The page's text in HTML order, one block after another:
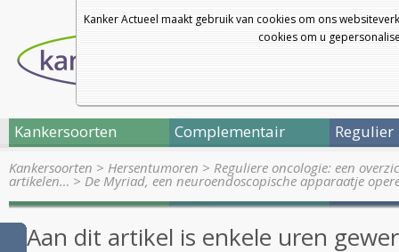
Kanker Actueel maakt gebruik van cookies om ons
cookies om u
Kankersoorten Complementair Regulier
Kankersoorten > Hersentumoren > Reguliere oncologie: een
artikelen… > De Myriad, een neuroendoscopische apparaatje
Aan dit artikel is enkele uren